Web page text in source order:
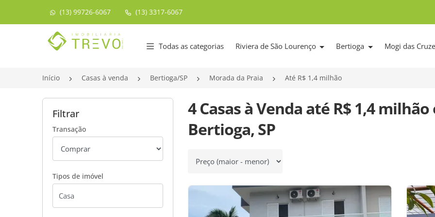
(13) 99726-6067 (13) 3317-6067
Página inicial
Todas as categorias Riviera de São Lourenço Bertioga Mogi das
Início Casas à venda Bertioga/SP Morada da Praia Até R$ 1,4 milhão
Filtrar
Transação
Tipos de imóvel
4 Casas à Venda até R$ 1,4
Bertioga, SP
Ordenar por